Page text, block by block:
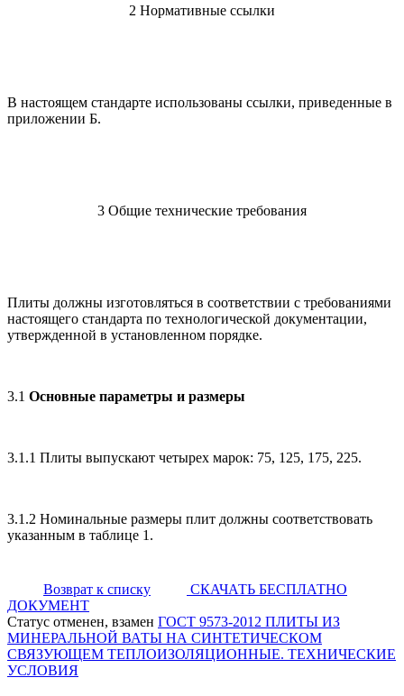
2 Нормативные ссылки
В настоящем стандарте использованы ссылки, приведенные в
приложении Б.
3 Общие технические требования
Плиты должны изготовляться в соответствии с требованиями
настоящего стандарта по технологической документации,
утвержденной в установленном порядке.
3.1 Основные параметры и размеры
3.1.1 Плиты выпускают четырех марок: 75, 125, 175, 225.
3.1.2 Номинальные размеры плит должны соответствовать
указанным в таблице 1.
Возврат к списку
СКАЧАТЬ БЕСПЛАТНО
ДОКУМЕНТ
Статус отменен, взамен ГОСТ 9573-2012 ПЛИТЫ ИЗ
МИНЕРАЛЬНОЙ ВАТЫ НА СИНТЕТИЧЕСКОМ
СВЯЗУЮЩЕМ ТЕПЛОИЗОЛЯЦИОННЫЕ. ТЕХНИЧЕСКИЕ
УСЛОВИЯ